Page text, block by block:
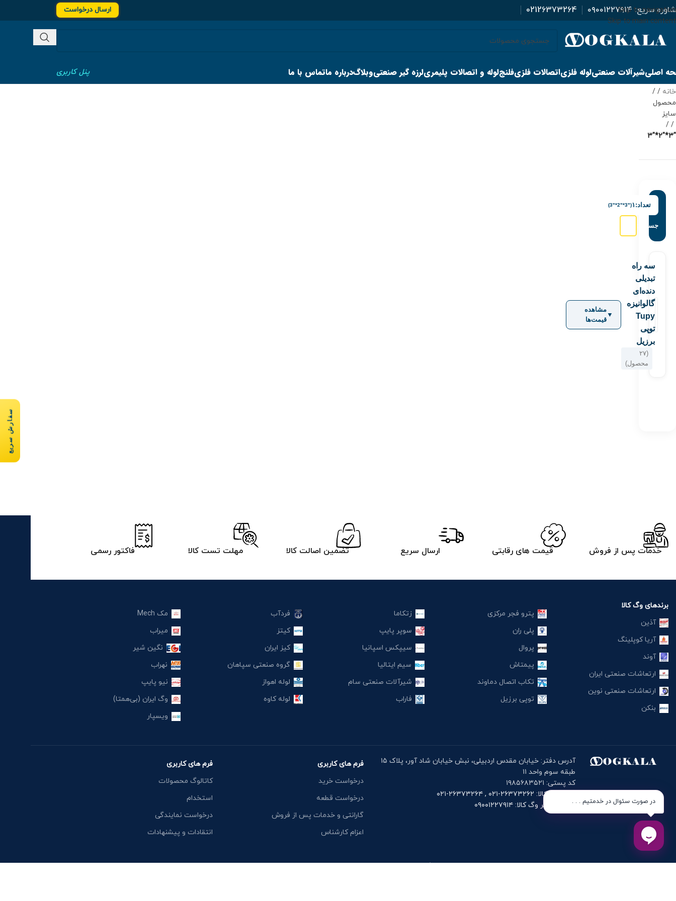
Skip to navigation
Skip to main content
سریع:۰۹۰۰۱۲۲۷۹۱۴ 02126373264 ارسال درخواست
اصلیشیرآلات صنعتیلوله فلزیاتصالات فلزیفلنجلوله و اتصالات پلیمریلرزه گیر صنعتیوبلاگدرباره ماتماس با ما پنل کاربری
خانه /
محصول
سایز
/
"3*"2*"3
تعداد: ۱("3*"2*"3)
جستجو:
سه راه
تبدیلی
دنده‌ای
گالوانیزه
Tupy
توپی
برزیل
(۲۷
محصول)
▼
مشاهده
قیمت‌ها
خدمات پس از فروش قیمت های رقابتی ارسال سریع تضمین اصالت کالا مهلت تست کالا فاکتور رسمی
برندهای وگ کالا
آذین
آریا کوپلینگ
آوند
ارتعاشات صنعتی ایران
ارتعاشات صنعتی نوین
بنکن
پترو فجر مرکزی
پلی ران
پروال
پیمتاش
تکاب اتصال دماوند
توپی برزیل
زتکاما
سوپر پایپ
سیپکس اسپانیا
سیم ایتالیا
شیرآلات صنعتی سام
فاراب
فردآب
کیتز
کیز ایران
گروه صنعتی سپاهان
لوله اهواز
لوله کاوه
مک Mech
میراب
نگین شیر
نهراب
نیو پایپ
وگ ایران (بی‌همتا)
ویسپار
آدرس دفتر: خیابان مقدس اردبیلی، نبش خیابان شاد آور، پلاک ۱۵
طبقه سوم واحد ۱۱
کد پستی: ۱۹۸۵۶۸۳۵۲۱
تلفن وگ کالا: ۲۶۳۷۳۲۶۲-۰۲۱ , ۲۶۳۷۳۲۶۴-۰۲۱
موبایل دفتر وگ کالا: ۰۹۰۰۱۲۲۷۹۱۴
فرم های کاربری
درخواست خرید
درخواست قطعه
گارانتی و خدمات پس از فروش
اعزام کارشناس
فرم های کاربری
کاتالوگ محصولات
استخدام
درخواست نمایندگی
انتقادات و پیشنهادات
در صورت سئوال در خدمتیم . . .
سفارش سریع